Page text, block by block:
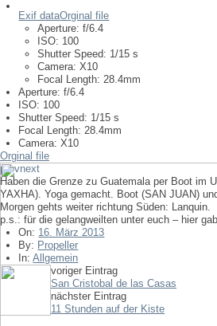
Exif dataOrginal file
Aperture: f/6.4
ISO: 100
Shutter Speed: 1/15 s
Camera: X10
Focal Length: 28.4mm
Aperture: f/6.4
ISO: 100
Shutter Speed: 1/15 s
Focal Length: 28.4mm
Camera: X10
Orginal file
prevnext
Haben die Grenze zu Guatemala per Boot im
YAXHA). Yoga gemacht. Boot (SAN JUAN)
Morgen gehts weiter richtung Süden: Lanquin.
p.s.: für die gelangweilten unter euch – hier
On: 16. März 2013
By: Propeller
In: Allgemein
voriger Eintrag
San Cristobal de las Casas
nächster Eintrag
11 Stunden auf der Kiste